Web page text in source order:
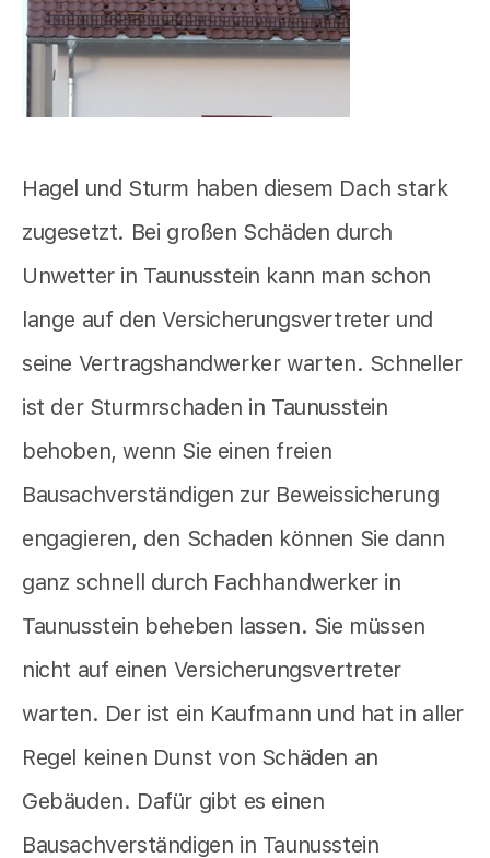
Hagel und Sturm haben diesem Dach stark
zugesetzt. Bei großen Schäden durch
Unwetter in Taunusstein kann man schon
lange auf den Versicherungsvertreter und
seine Vertragshandwerker warten. Schneller
ist der Sturmrschaden in Taunusstein
behoben, wenn Sie einen freien
Bausachverständigen zur Beweissicherung
engagieren, den Schaden können Sie dann
ganz schnell durch Fachhandwerker in
Taunusstein beheben lassen. Sie müssen
nicht auf einen Versicherungsvertreter
warten. Der ist ein Kaufmann und hat in aller
Regel keinen Dunst von Schäden an
Gebäuden. Dafür gibt es einen
Bausachverständigen in Taunusstein